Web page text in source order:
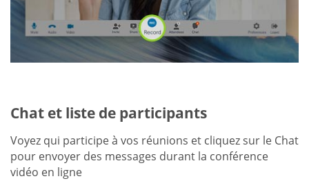
Chat et liste de participants
Voyez qui participe à vos réunions et cliquez sur le Chat
pour envoyer des messages durant la conférence
vidéo en ligne